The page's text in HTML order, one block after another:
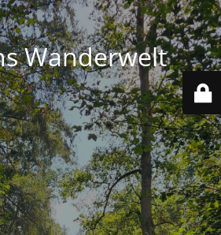
Wanderwelt